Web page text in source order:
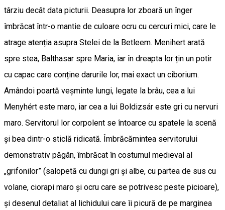
târziu decât data picturii. Deasupra lor zboară un înger
îmbrăcat într-o mantie de culoare ocru cu cercuri mici, care le
atrage atenția asupra Stelei de la Betleem. Menihert arată
spre stea, Balthasar spre Maria, iar în dreapta lor țin un potir
cu capac care conține darurile lor, mai exact un ciborium.
Amândoi poartă veșminte lungi, legate la brâu, cea a lui
Menyhért este maro, iar cea a lui Boldizsár este gri cu nervuri
maro. Servitorul lor corpolent se întoarce cu spatele la scenă
și bea dintr-o sticlă ridicată. Îmbrăcămintea servitorului
demonstrativ păgân, îmbrăcat în costumul medieval al
„grifonilor” (salopetă cu dungi gri și albe, cu partea de sus cu
volane, ciorapi maro și ocru care se potrivesc peste picioare),
și desenul detaliat al lichidului care îi picură de pe marginea